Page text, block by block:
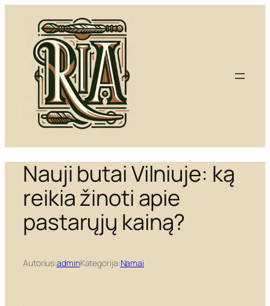
turinio
Nauji butai Vilniuje: ką
reikia žinoti apie
pastarųjų kainą?
Autorius:adminKategorija:Namai